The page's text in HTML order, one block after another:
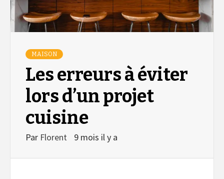
MAISON
Les erreurs à éviter
lors d’un projet
cuisine
Par Florent 9 mois il y a